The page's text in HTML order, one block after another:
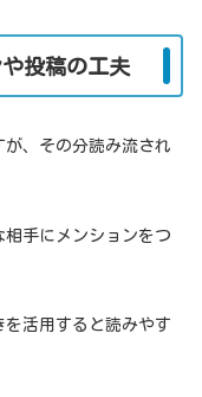
投稿の工夫
、その分読み流され
手にメンションをつ
活用すると読みやす